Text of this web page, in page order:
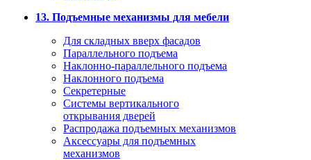
13. Подъемные механизмы для мебели
Для складных вверх фасадов
Параллельного подъема
Наклонно-параллельного подъема
Наклонного подъема
Секретерные
Системы вертикального
открывания дверей
Распродажа подъемных механизмов
Аксессуары для подъемных
механизмов